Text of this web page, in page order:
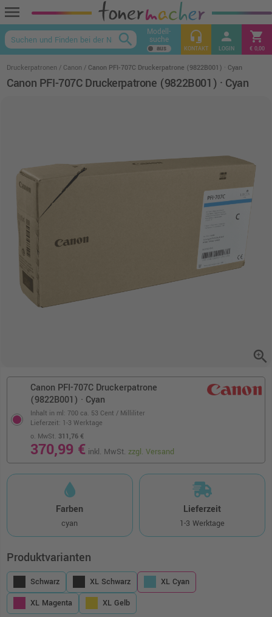
menu
keyboard_arrow_up
search Modell-
suche headset_mic
KONTAKT
person
LOGIN
shopping_cart
€ 0,00
Druckerpatronen Canon Canon PFI-707C Druckerpatrone (9822B001) · Cyan
Canon PFI-707C Druckerpatrone (9822B001) · Cyan
zoom_in
Canon PFI-707C Druckerpatrone
(9822B001) · Cyan
Inhalt in ml: 700 ca. 53 Cent / Milliliter
o. MwSt. 311,76 €
370,99 € inkl. MwSt.zzgl. Versand
Lieferzeit: 1-3 Werktage
Farben
cyan
Lieferzeit
1-3 Werktage
Produktvarianten
Schwarz XL Schwarz
XL Cyan
XL Magenta
XL Gelb